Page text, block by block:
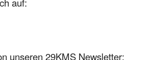
unseren 29KMS Newsletter: